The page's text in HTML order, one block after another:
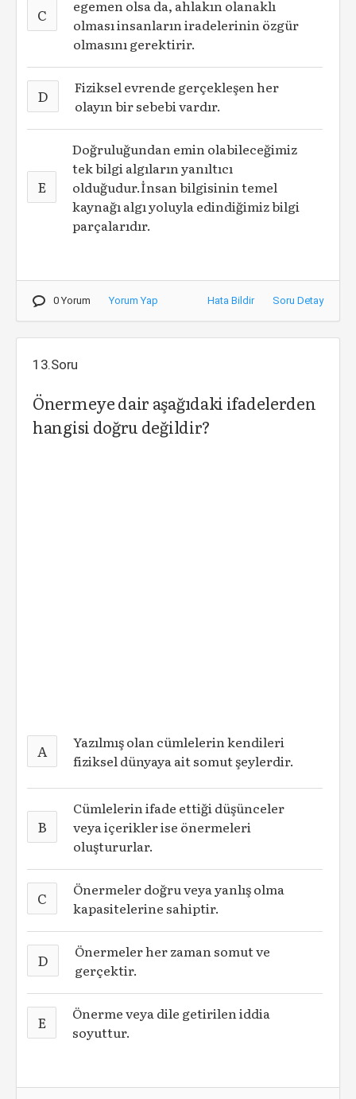
C
egemen olsa da, ahlakın olanaklı
olması insanların iradelerinin özgür
olmasını gerektirir.
D
Fiziksel evrende gerçekleşen her
olayın bir sebebi vardır.
E
Doğruluğundan emin olabileceğimiz
tek bilgi algıların yanıltıcı
olduğudur.İnsan bilgisinin temel
kaynağı algı yoluyla edindiğimiz bilgi
parçalarıdır.
0 Yorum Yorum Yap Hata Bildir Soru Detay
13.Soru
Önermeye dair aşağıdaki ifadelerden
hangisi doğru değildir?
A
Yazılmış olan cümlelerin kendileri
fiziksel dünyaya ait somut şeylerdir.
B
Cümlelerin ifade ettiği düşünceler
veya içerikler ise önermeleri
oluştururlar.
C
Önermeler doğru veya yanlış olma
kapasitelerine sahiptir.
D
Önermeler her zaman somut ve
gerçektir.
E
Önerme veya dile getirilen iddia
soyuttur.